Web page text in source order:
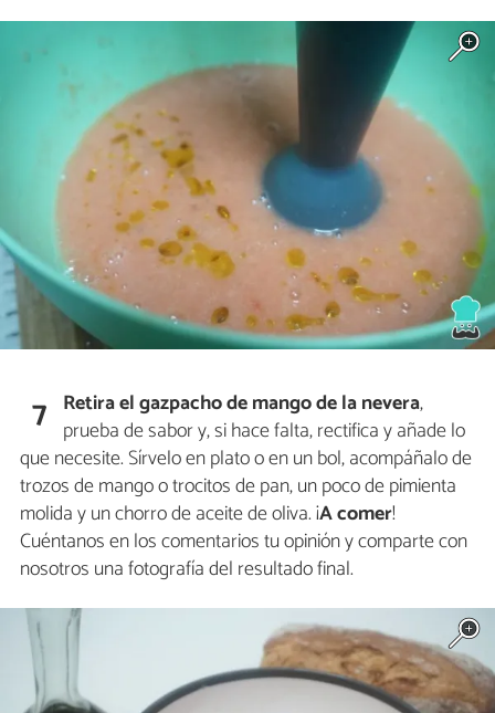
7 Retira el gazpacho de mango de la nevera,
prueba de sabor y, si hace falta, rectifica y añade lo
que necesite. Sírvelo en plato o en un bol, acompáñalo de
trozos de mango o trocitos de pan, un poco de pimienta
molida y un chorro de aceite de oliva. ¡A comer!
Cuéntanos en los comentarios tu opinión y comparte con
nosotros una fotografía del resultado final.